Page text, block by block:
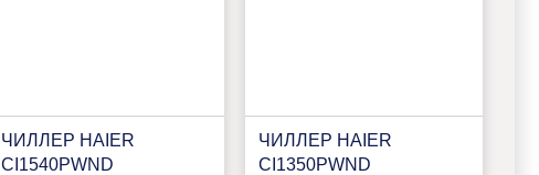
ЧИЛЛЕР HAIER
CI1540PWND
ЧИЛЛЕР HAIER
CI1350PWND